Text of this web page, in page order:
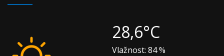
28,6°C
Vlažnost: 84 %